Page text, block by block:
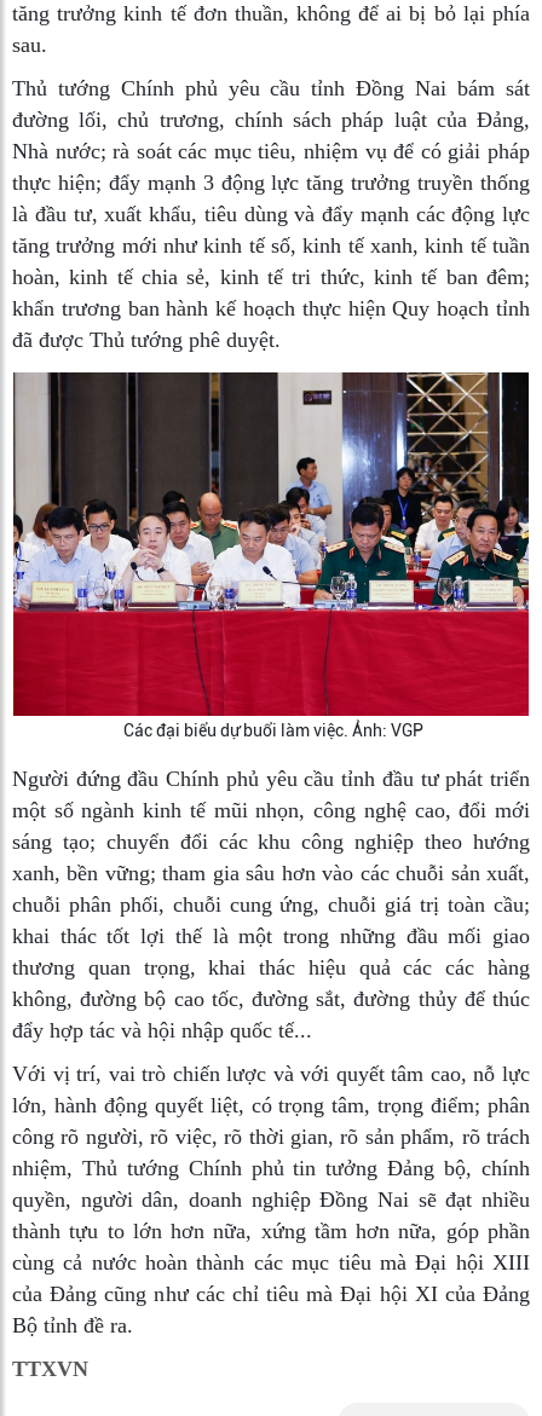
tăng trưởng kinh tế đơn thuần, không để ai bị bỏ lại phía
sau.
Thủ tướng Chính phủ yêu cầu tỉnh Đồng Nai bám sát
đường lối, chủ trương, chính sách pháp luật của Đảng,
Nhà nước; rà soát các mục tiêu, nhiệm vụ để có giải pháp
thực hiện; đẩy mạnh 3 động lực tăng trưởng truyền thống
là đầu tư, xuất khẩu, tiêu dùng và đẩy mạnh các động lực
tăng trưởng mới như kinh tế số, kinh tế xanh, kinh tế tuần
hoàn, kinh tế chia sẻ, kinh tế tri thức, kinh tế ban đêm;
khẩn trương ban hành kế hoạch thực hiện Quy hoạch tỉnh
đã được Thủ tướng phê duyệt.
Các đại biểu dự buổi làm việc. Ảnh: VGP
Người đứng đầu Chính phủ yêu cầu tỉnh đầu tư phát triển
một số ngành kinh tế mũi nhọn, công nghệ cao, đổi mới
sáng tạo; chuyển đổi các khu công nghiệp theo hướng
xanh, bền vững; tham gia sâu hơn vào các chuỗi sản xuất,
chuỗi phân phối, chuỗi cung ứng, chuỗi giá trị toàn cầu;
khai thác tốt lợi thế là một trong những đầu mối giao
thương quan trọng, khai thác hiệu quả các các hàng
không, đường bộ cao tốc, đường sắt, đường thủy để thúc
đẩy hợp tác và hội nhập quốc tế...
Với vị trí, vai trò chiến lược và với quyết tâm cao, nỗ lực
lớn, hành động quyết liệt, có trọng tâm, trọng điểm; phân
công rõ người, rõ việc, rõ thời gian, rõ sản phẩm, rõ trách
nhiệm, Thủ tướng Chính phủ tin tưởng Đảng bộ, chính
quyền, người dân, doanh nghiệp Đồng Nai sẽ đạt nhiều
thành tựu to lớn hơn nữa, xứng tầm hơn nữa, góp phần
cùng cả nước hoàn thành các mục tiêu mà Đại hội XIII
của Đảng cũng như các chỉ tiêu mà Đại hội XI của Đảng
Bộ tỉnh đề ra.
TTXVN